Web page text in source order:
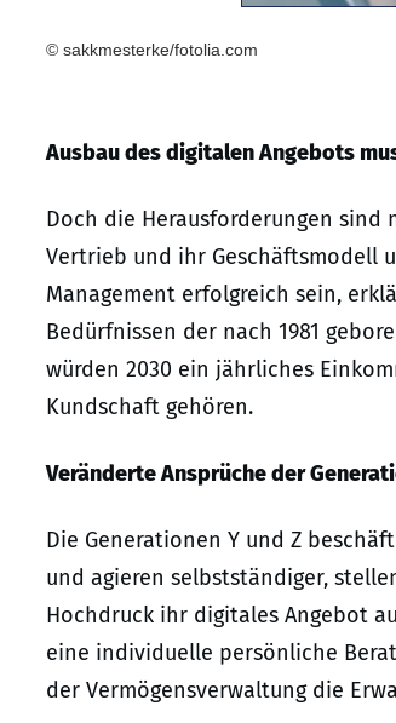
© sakkmesterke/fotolia.com
Ausbau des digitalen Angebots
Doch die Herausforderungen sind
Vertrieb und ihr Geschäftsmodell
Management erfolgreich sein,
Bedürfnissen der nach 1981
würden 2030 ein jährliches
Kundschaft gehören.
Veränderte Ansprüche der
Die Generationen Y und Z
und agieren selbstständiger,
Hochdruck ihr digitales Angebot
eine individuelle persönliche
der Vermögensverwaltung die